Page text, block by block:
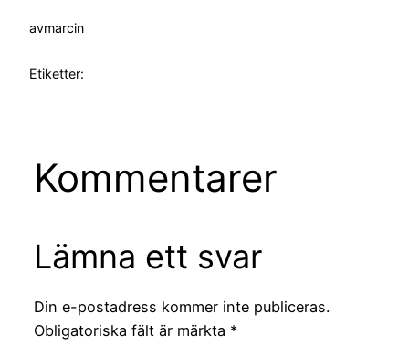
avmarcin
Etiketter:
Kommentarer
Lämna ett svar
Din e-postadress kommer inte publiceras.
Obligatoriska fält är märkta *